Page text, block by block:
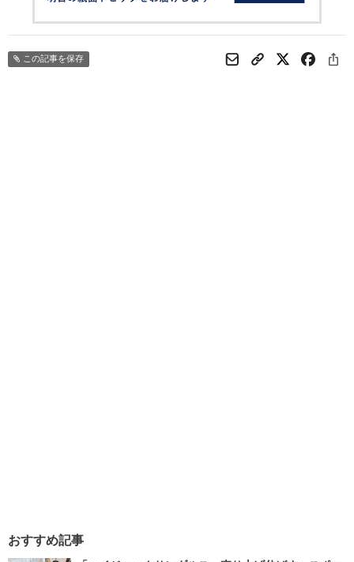
この記事を保存
おすすめ記事